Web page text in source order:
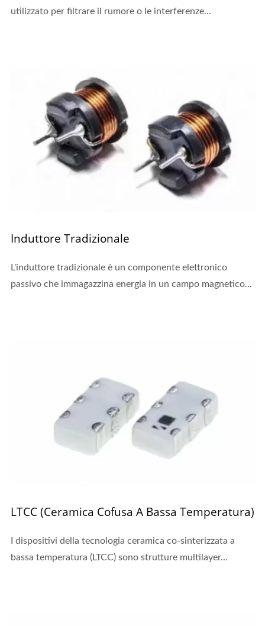
utilizzato per filtrare il rumore o le interferenze...
Induttore Tradizionale
L'induttore tradizionale è un componente elettronico
passivo che immagazzina energia in un campo magnetico...
LTCC (Ceramica Cofusa A Bassa Temperatura)
I dispositivi della tecnologia ceramica co-sinterizzata a
bassa temperatura (LTCC) sono strutture multilayer...